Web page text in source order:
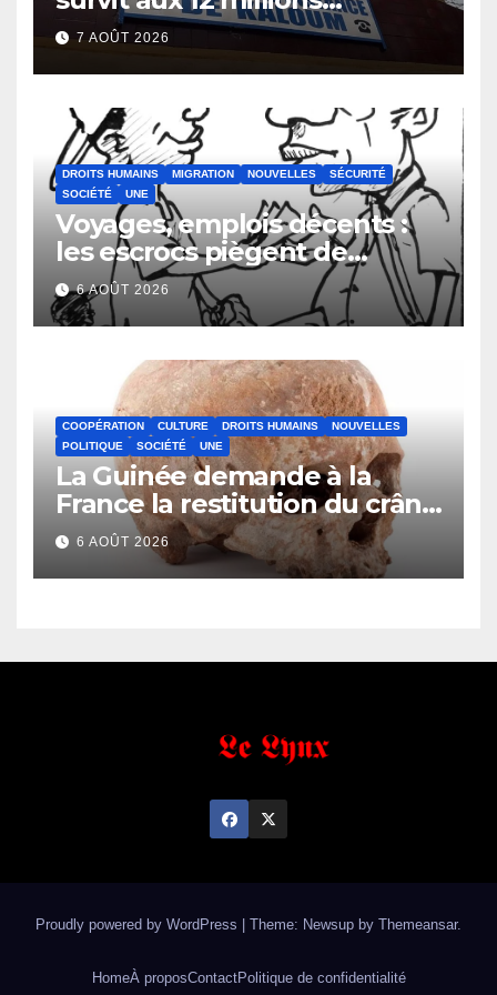
détournés
7 AOÛT 2026
DROITS HUMAINS MIGRATION NOUVELLES
SÉCURITÉ
SOCIÉTÉ
UNE
Voyages, emplois décents :
les escrocs piègent de
nombreux jeunes
6 AOÛT 2026
COOPÉRATION CULTURE DROITS HUMAINS
NOUVELLES
POLITIQUE
SOCIÉTÉ UNE
La Guinée demande à la
France la restitution du crâne
de Bokar Biro et de trois de
ses proches
6 AOÛT 2026
Proudly powered by WordPress Theme: Newsup by Themeansar.
HomeÀ proposContactPolitique de confidentialité